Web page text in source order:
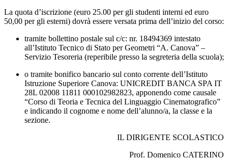
La quota d’iscrizione (euro 25.00 per gli studenti interni ed euro
50,00 per gli esterni) dovrà essere versata prima dell’inizio del corso:
tramite bollettino postale sul c/c: nr. 18494369 intestato
all’Istituto Tecnico di Stato per Geometri “A. Canova” –
Servizio Tesoreria (reperibile presso la segreteria della scuola);
o tramite bonifico bancario sul conto corrente dell’Istituto
Istruzione Superiore Canova: UNICREDIT BANCA SPA IT
28L 02008 11811 000102982823, apponendo come causale
“Corso di Teoria e Tecnica del Linguaggio Cinematografico”
e indicando il cognome e nome dell’alunno/a, la classe e la
sezione.
IL DIRIGENTE SCOLASTICO
Prof. Domenico CATERINO